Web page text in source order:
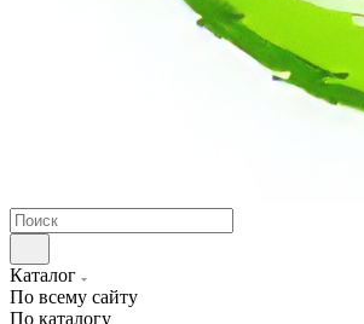
Каталог
По всему сайту
По каталогу